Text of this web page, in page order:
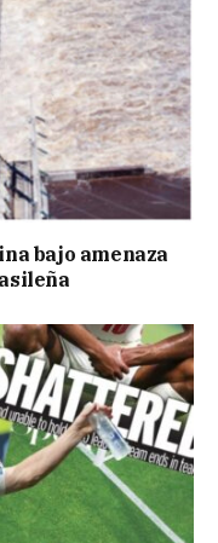
bajo amenaza